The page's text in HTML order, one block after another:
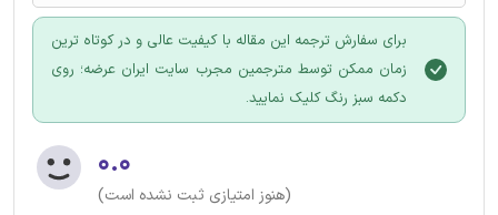
برای سفارش ترجمه این مقاله با کیفیت عالی و در کوتاه ترین
زمان ممکن توسط مترجمین مجرب سایت ایران عرضه؛ روی
دکمه سبز رنگ کلیک نمایید.
۰.۰
(هنوز امتیازی ثبت نشده است)